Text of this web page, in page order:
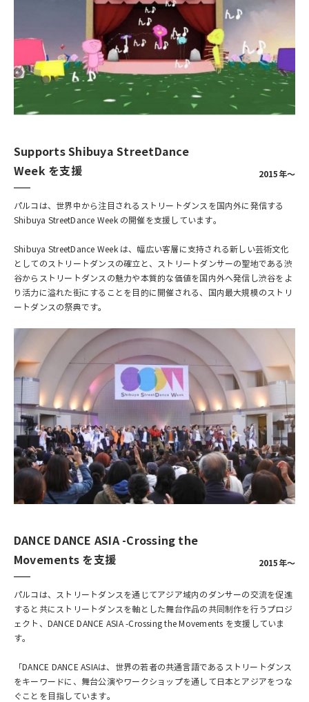
Supports Shibuya StreetDance
Week を支援
2015年～
パルコは、世界中から注目されるストリートダンスを国内外に発信する
Shibuya StreetDance Week の開催を支援しています。
Shibuya StreetDance Week は、幅広い客層に支持される新しい芸術文化
としてのストリートダンスの確立と、ストリートダンサーの聖地である渋
谷からストリートダンスの魅力や本質的な価値を国内外へ発信し渋谷をよ
り活力に溢れた街にすることを目的に開催される、国内最大規模のストリ
ートダンスの祭典です。
DANCE DANCE ASIA -Crossing the
Movements を支援
2015年～
パルコは、ストリートダンスを通じてアジア域内のダンサーの交流を促進
すると共にストリートダンスを軸とした舞台作品の共同制作を行うプロジ
ェクト、DANCE DANCE ASIA -Crossing the Movements を支援していま
す。
「DANCE DANCE ASIAは、世界の若者の共通言語であるストリートダンス
をキーワードに、舞台公演やワークショップを通して日本とアジアをつな
ぐことを目指しています。